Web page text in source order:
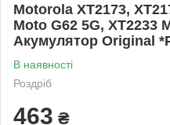
Motorola XT2173,
Moto G62 5G, XT2233
Акумулятор Original
В наявності
Роздріб
463 ₴